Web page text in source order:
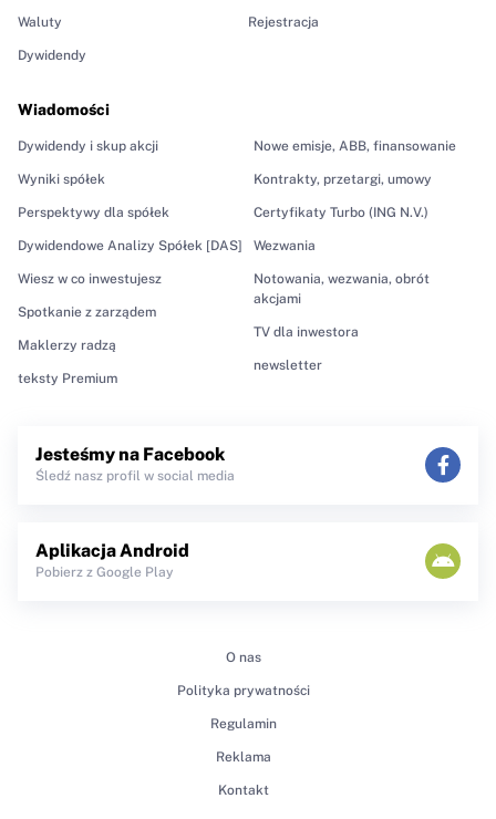
Waluty
Dywidendy
Wiadomości
Dywidendy i skup akcji
Wyniki spółek
Perspektywy dla spółek
Dywidendowe Analizy Spółek [DAS]
Wiesz w co inwestujesz
Spotkanie z zarządem
Maklerzy radzą
teksty Premium
Nowe emisje, ABB, finansowanie
Kontrakty, przetargi, umowy
Certyfikaty Turbo (ING N.V.)
Wezwania
Notowania, wezwania, obrót
akcjami
TV dla inwestora
newsletter
Rejestracja
Jesteśmy na Facebook
Śledź nasz profil w social media
Aplikacja Android
Pobierz z Google Play
O nas
Polityka prywatności
Regulamin
Reklama
Kontakt